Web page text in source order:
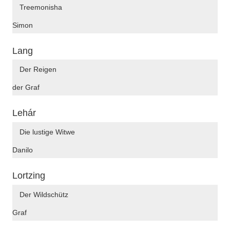
Treemonisha
Simon
Lang
Der Reigen
der Graf
Lehár
Die lustige Witwe
Danilo
Lortzing
Der Wildschütz
Graf